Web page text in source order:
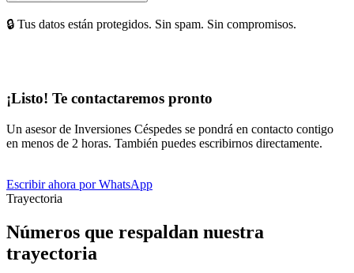
🔒 Tus datos están protegidos. Sin spam. Sin compromisos.
¡Listo! Te contactaremos pronto
Un asesor de Inversiones Céspedes se pondrá en contacto contigo
en menos de 2 horas. También puedes escribirnos directamente.
Escribir ahora por WhatsApp
Trayectoria
Números que respaldan nuestra
trayectoria